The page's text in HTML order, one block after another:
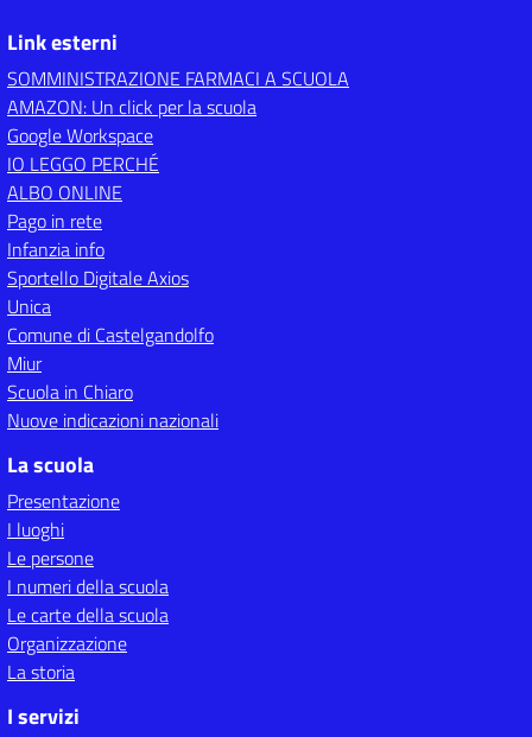
Link esterni
SOMMINISTRAZIONE FARMACI A SCUOLA
AMAZON: Un click per la scuola
Google Workspace
IO LEGGO PERCHÉ
ALBO ONLINE
Pago in rete
Infanzia info
Sportello Digitale Axios
Unica
Comune di Castelgandolfo
Miur
Scuola in Chiaro
Nuove indicazioni nazionali
La scuola
Presentazione
I luoghi
Le persone
I numeri della scuola
Le carte della scuola
Organizzazione
La storia
I servizi